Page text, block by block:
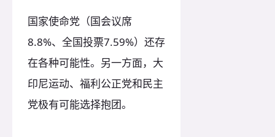
国家使命党（国会议席
8.8%、全国投票7.59%）还存
在各种可能性。另一方面，大
印尼运动、福利公正党和民主
党极有可能选择抱团。